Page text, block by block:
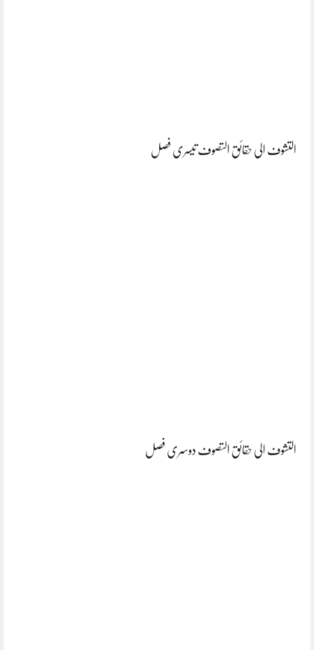
التشوف الی حقائق التصوف تیسری فصل
التشوف الی حقائق التصوف دوسری فصل